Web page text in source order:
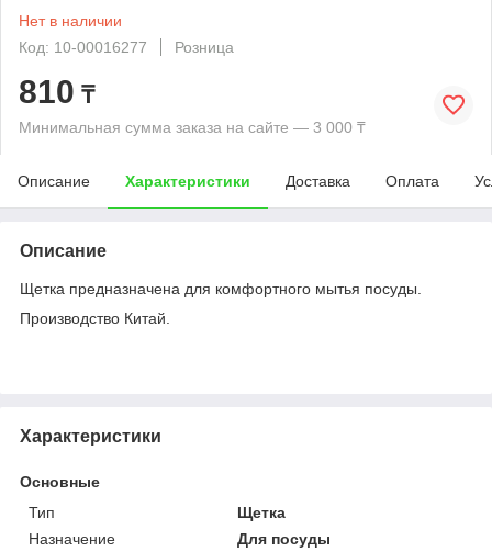
Нет в наличии
Код: 10-00016277
Розница
810 ₸
Минимальная сумма заказа на сайте — 3 000 ₸
Описание Характеристики Доставка Оплата
Описание
Щетка предназначена для комфортного мытья посуды.
Производство Китай.
Характеристики
Основные
Тип
Щетка
Назначение
Для посуды